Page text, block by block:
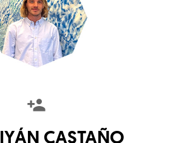
IYÁN CASTAÑO